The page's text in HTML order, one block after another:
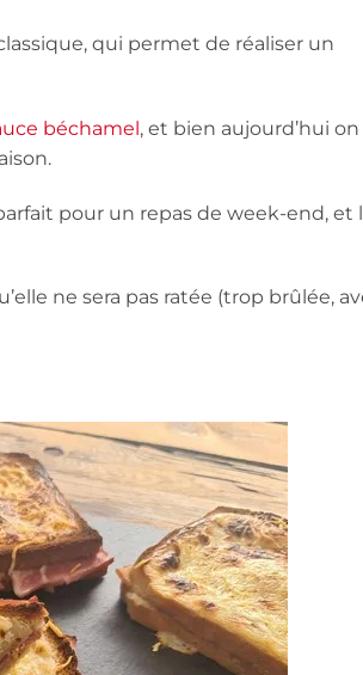
qui permet de réaliser un
béchamel, et bien aujourd’hui on
pour un repas de week-end, et
ne sera pas ratée (trop brûlée,